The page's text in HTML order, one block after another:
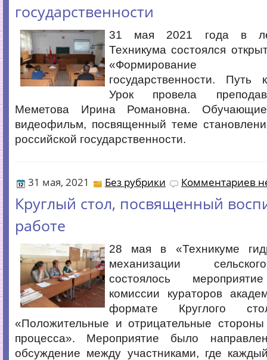
государственности
31 мая 2021 года в
Техникума состоялся
«Формирование
государственности. Путь
Урок провела
Меметова Ирина Романовна.
видеофильм, посвященный теме
российской государственности.
31 мая, 2021 Без рубрики Комментариев
Круглый стол, посвященный
работе
28 мая в «Техникуме
механизации
состоялось
комиссии кураторов
формате Круглого
«Положительные и отрицательные стороны
процесса». Мероприятие было
обсуждение между участниками, где